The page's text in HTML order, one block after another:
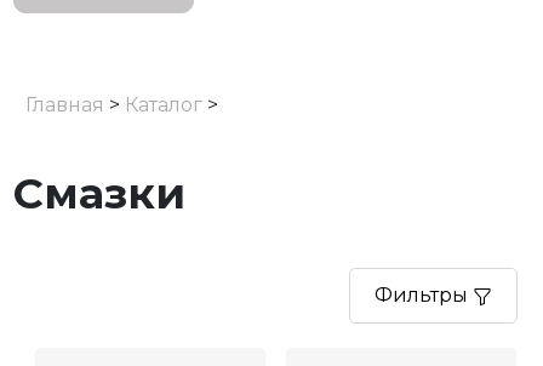
Главная > Каталог >
Смазки
Фильтры